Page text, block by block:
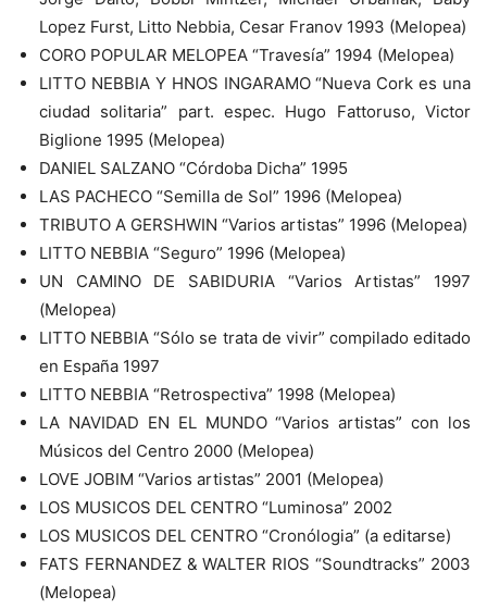
Lopez Furst, Litto Nebbia, Cesar Franov 1993 (Melopea)
CORO POPULAR MELOPEA “Travesía” 1994 (Melopea)
LITTO NEBBIA Y HNOS INGARAMO “Nueva Cork es una
ciudad solitaria” part. espec. Hugo Fattoruso, Victor
Biglione 1995 (Melopea)
DANIEL SALZANO “Córdoba Dicha” 1995
LAS PACHECO “Semilla de Sol” 1996 (Melopea)
TRIBUTO A GERSHWIN “Varios artistas” 1996 (Melopea)
LITTO NEBBIA “Seguro” 1996 (Melopea)
UN CAMINO DE SABIDURIA “Varios Artistas” 1997
(Melopea)
LITTO NEBBIA “Sólo se trata de vivir” compilado editado
en España 1997
LITTO NEBBIA “Retrospectiva” 1998 (Melopea)
LA NAVIDAD EN EL MUNDO “Varios artistas” con los
Músicos del Centro 2000 (Melopea)
LOVE JOBIM “Varios artistas” 2001 (Melopea)
LOS MUSICOS DEL CENTRO “Luminosa” 2002
LOS MUSICOS DEL CENTRO “Cronólogia” (a editarse)
FATS FERNANDEZ & WALTER RIOS “Soundtracks” 2003
(Melopea)